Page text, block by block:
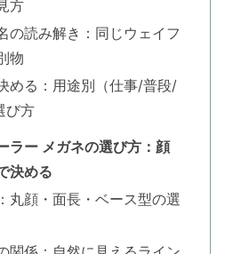
方
の読み解き：同じウェイフ
物
める：用途別（仕事/普段/
び方
ラー メガネの選び方：顔
決める
丸顔・面長・ベース型の選